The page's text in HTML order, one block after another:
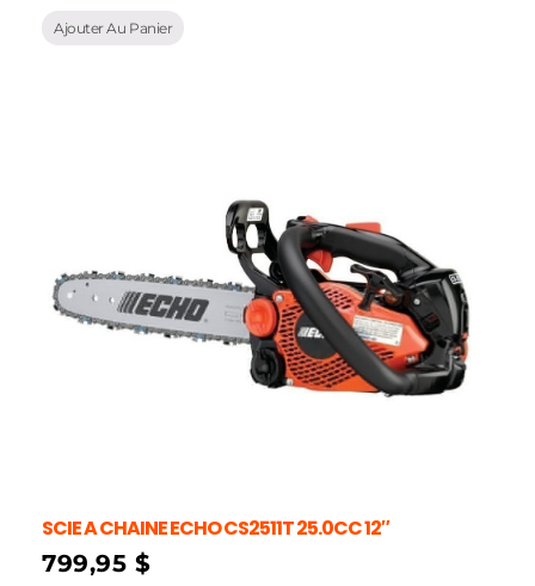
Ajouter Au Panier
SCIE A CHAINE ECHO CS2511T 25.0CC 12″
799,95$